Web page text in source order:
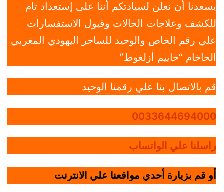
يسعدنا أن نعلن لسيادتكم أننا على إستعداد تام
للكشف وعلاجات الحالات وقبول الاستفسارات
علي رقم الخاص والوحيد للساحر اليهودي المغربي
الحاخام “حاييم أزلغوط”
قم بالاتصال بنا علي رقمنا الوحيد
0033644694000
راسلنا علي الواتساب
أو قم بزيارة أحدي مواقعنا علي الانترنت